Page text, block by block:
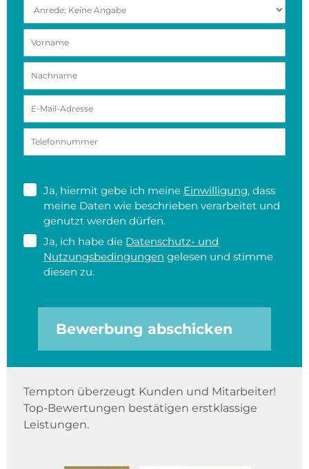
Ja, hiermit gebe ich meine Einwilligung, dass
meine Daten wie beschrieben verarbeitet und
genutzt werden dürfen.
Ja, ich habe die Datenschutz- und
Nutzungsbedingungen gelesen und stimme
diesen zu.
Bewerbung abschicken
Tempton überzeugt Kunden und Mitarbeiter!
Top-Bewertungen bestätigen erstklassige
Leistungen.